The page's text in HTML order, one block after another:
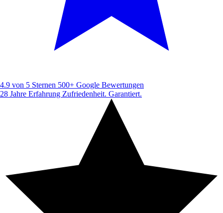
4.9 von 5 Sternen 500+ Google Bewertungen
28 Jahre Erfahrung Zufriedenheit. Garantiert.